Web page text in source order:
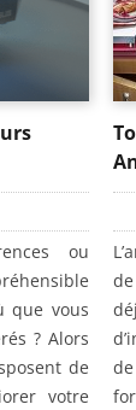
ou
que vous
? Alors
de
votre